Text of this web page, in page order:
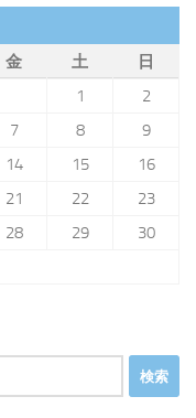
金 土
日
1
2
7 8
9
14 15
16
21 22
23
28 29
30